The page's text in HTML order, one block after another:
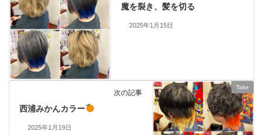
魔を裂き、髪を切る
2025年1月15日
Take
次の記事
西浦みかんカラー
2025年1月19日